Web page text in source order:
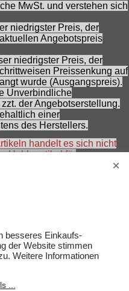
MwSt. und verstehen sich
niedrigster Preis, der
Angebotspreis
niedrigster Preis, der
Preissenkung auf
wurde (Ausgangspreis).
Unverbindliche
der Angebotserstellung.
einer
des Herstellers.
handelt es sich nicht
Hobbyartikel für
vorbehalten.
besseres Einkaufs-
der Website stimmen
Weitere Informationen
...